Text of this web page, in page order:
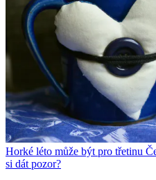
Horké léto může být pro třetinu
si dát pozor?